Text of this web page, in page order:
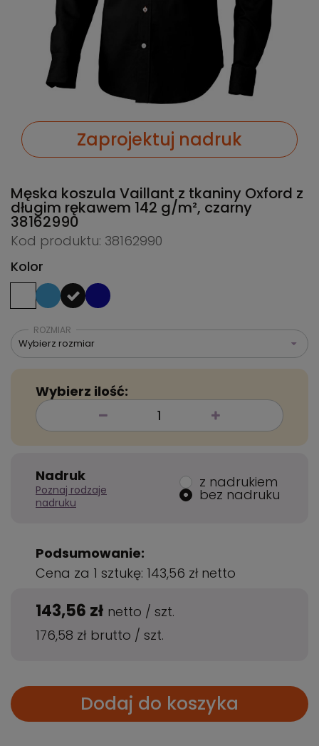
Zaprojektuj nadruk
Męska koszula Vaillant z tkaniny Oxford z
długim rękawem 142 g/m², czarny
38162990
Kod produktu: 38162990
Kolor
ROZMIAR
Wybierz rozmiar
Wybierz ilość:
Nadruk
Poznaj rodzaje
nadruku
z nadrukiem
bez nadruku
Podsumowanie:
Cena za 1 sztukę: 143,56 zł netto
143,56 zł netto / szt.
176,58 zł brutto / szt.
Dodaj do koszyka